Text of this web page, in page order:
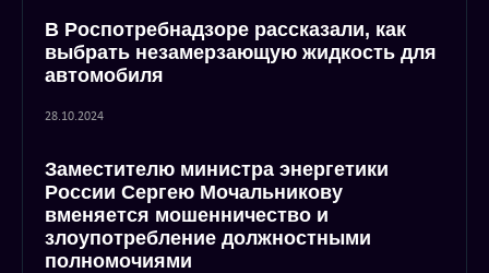
В Роспотребнадзоре рассказали, как
выбрать незамерзающую жидкость для
автомобиля
28.10.2024
Заместителю министра энергетики
России Сергею Мочальникову
вменяется мошенничество и
злоупотребление должностными
полномочиями